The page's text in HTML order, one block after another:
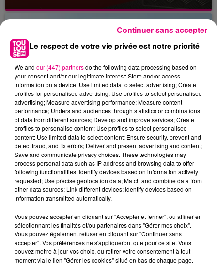
22 juillet 2026
Toulouse : circulation perturbée dans le
secteur François Verdier...
Le respect de votre vie privée est notre priorité
We and our (447) partnersdo the following data processing based on
your consent and/or our legitimate interest: Store and/or access
information on a device; Use limited data to select advertising; Create
profiles for personalised advertising; Use profiles to select personalised
advertising; Measure advertising performance; Measure content
performance; Understand audiences through statistics or combinations
of data from different sources; Develop and improve services; Create
profiles to personalise content; Use profiles to select personalised
content; Use limited data to select content; Ensure security, prevent and
detect fraud, and fix errors; Deliver and present advertising and content;
Save and communicate privacy choices. These technologies may
process personal data such as IP address and browsing data to offer
following functionalities: Identify devices based on information actively
requested; Use precise geolocation data; Match and combine data from
other data sources; Link different devices; Identify devices based on
information transmitted automatically.
Vous pouvez accepter en cliquant sur "Accepter et fermer", ou affiner en
sélectionnant les finalités et/ou partenaires dans "Gérer mes choix".
Vous pouvez également refuser en cliquant sur "Continuer sans
accepter". Vos préférences ne s'appliqueront que pour ce site. Vous
pouvez mettre à jour vos choix, ou retirer votre consentement à tout
moment via le lien "Gérer les cookies" situé en bas de chaque page.
Continuer sans accepter